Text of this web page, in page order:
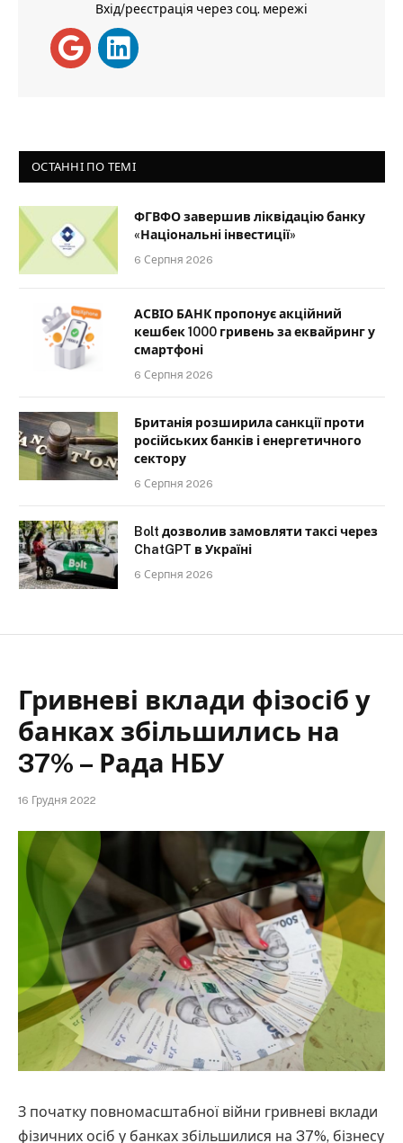
Вхід/реєстрація через соц. мережі
ОСТАННІ ПО ТЕМІ
ФГВФО завершив ліквідацію банку
«Національні інвестиції»
6 Серпня 2026
АСВІО БАНК пропонує акційний
кешбек 1000 гривень за еквайринг у
смартфоні
6 Серпня 2026
Британія розширила санкції проти
російських банків і енергетичного
сектору
6 Серпня 2026
Bolt дозволив замовляти таксі через
ChatGPT в Україні
6 Серпня 2026
Гривневі вклади фізосіб у
банках збільшились на
37% – Рада НБУ
16 Грудня 2022
З початку повномасштабної війни гривневі вклади
фізичних осіб у банках збільшилися на 37%, бізнесу